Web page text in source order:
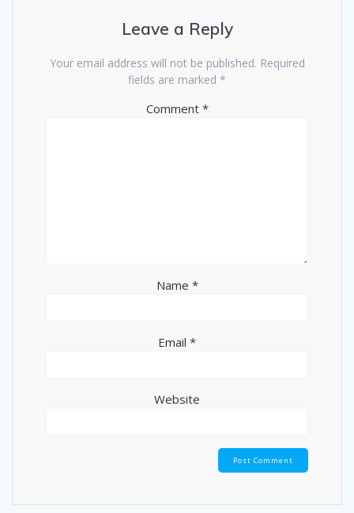
Leave a Reply
Your email address will not be published. Required
fields are marked *
Comment *
Name *
Email *
Website